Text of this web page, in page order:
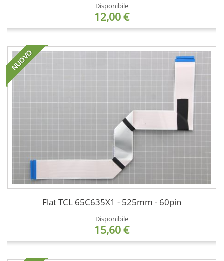
Disponibile
12,00 €
NUOVO
Flat TCL 65C635X1 - 525mm - 60pin
Disponibile
15,60 €